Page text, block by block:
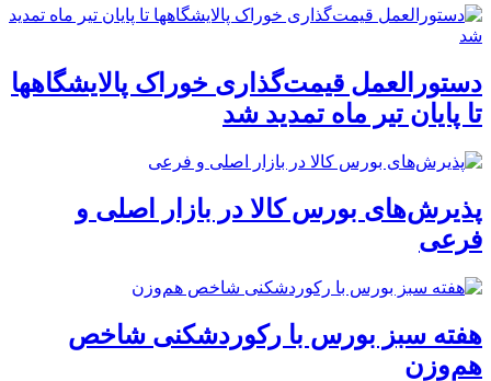
دستورالعمل قیمت‌گذاری خوراک پالایشگاهها
تا پایان تیر ماه تمدید شد
پذیرش‌های بورس کالا در بازار اصلی و
فرعی
هفته سبز بورس با رکوردشکنی شاخص
هم‌وزن